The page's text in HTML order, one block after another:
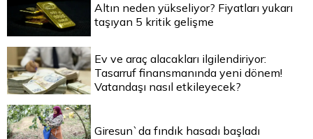
Altın neden yükseliyor? Fiyatları yukarı
taşıyan 5 kritik gelişme
Ev ve araç alacakları ilgilendiriyor:
Tasarruf finansmanında yeni dönem!
Vatandaşı nasıl etkileyecek?
Giresun`da fındık hasadı başladı